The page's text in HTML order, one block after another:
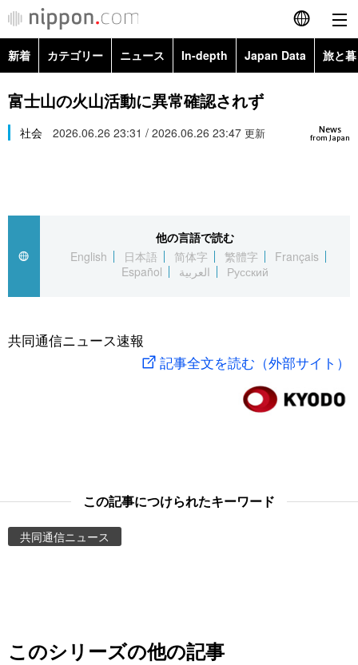
English
简体字
繁體字
العربية
社会
旅と暮らし
東京
新着 カテゴリー ニュース In-depth Japan Data 旅と
政治・外交
経済・ビジネス
社会
文化
科学・技術
暮らし
Images
お知らせ
富士山の火山活動に異常確認されず
News
from Japan
社会 2026.06.26 23:31 / 2026.06.26 23:47 更新
他の言語で読む
English
日本語 简体字 繁體字
Français
Español
العربية Русский
共同通信ニュース速報
記事全文を読む（外部サイト）
この記事につけられたキーワード
共同通信ニュース
このシリーズの他の記事